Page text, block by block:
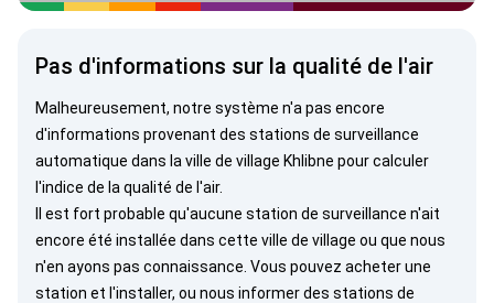
Pas d'informations sur la qualité de l'air
Malheureusement, notre système n'a pas encore
d'informations provenant des stations de surveillance
automatique dans la ville de village Khlibne pour calculer
l'indice de la qualité de l'air.
Il est fort probable qu'aucune station de surveillance n'ait
encore été installée dans cette ville de village ou que nous
n'en ayons pas connaissance. Vous pouvez acheter une
station et l'installer, ou nous informerdes stations de